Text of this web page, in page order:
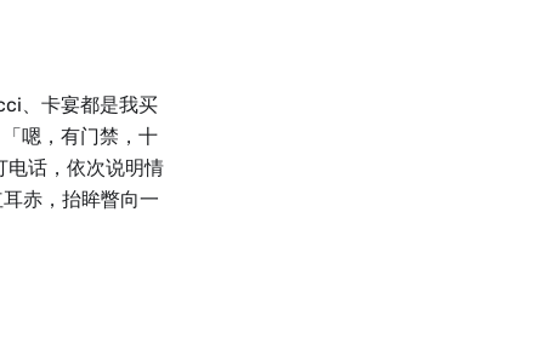
、卡宴都是我买
嗯，有门禁，十
电话，依次说明情
赤，抬眸瞥向一